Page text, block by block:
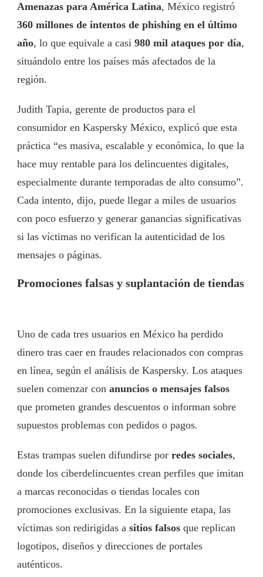
Amenazas para América Latina, México registró
360 millones de intentos de phishing en el último
año, lo que equivale a casi 980 mil ataques por día,
situándolo entre los países más afectados de la
región.
Judith Tapia, gerente de productos para el
consumidor en Kaspersky México, explicó que esta
práctica “es masiva, escalable y económica, lo que la
hace muy rentable para los delincuentes digitales,
especialmente durante temporadas de alto consumo”.
Cada intento, dijo, puede llegar a miles de usuarios
con poco esfuerzo y generar ganancias significativas
si las víctimas no verifican la autenticidad de los
mensajes o páginas.
Promociones falsas y suplantación de tiendas
Uno de cada tres usuarios en México ha perdido
dinero tras caer en fraudes relacionados con compras
en línea, según el análisis de Kaspersky. Los ataques
suelen comenzar con anuncios o mensajes falsos
que prometen grandes descuentos o informan sobre
supuestos problemas con pedidos o pagos.
Estas trampas suelen difundirse por redes sociales,
donde los ciberdelincuentes crean perfiles que imitan
a marcas reconocidas o tiendas locales con
promociones exclusivas. En la siguiente etapa, las
víctimas son redirigidas a sitios falsos que replican
logotipos, diseños y direcciones de portales
auténticos.